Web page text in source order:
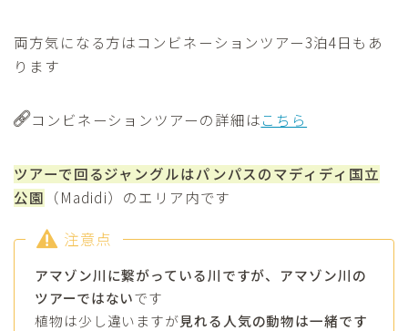
両方気になる方はコンビネーションツアー3泊4日もあ
ります
コンビネーションツアーの詳細はこちら
ツアーで回るジャングルはパンパスのマディディ国立
公園 （Madidi）のエリア内です
注意点
アマゾン川に繋がっている川ですが、アマゾン川の
ツアーではないです
植物は少し違いますが見れる人気の動物は一緒です